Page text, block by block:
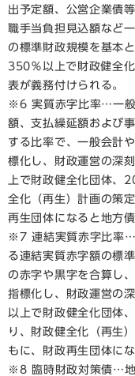
出予定額、公営企業債
職手当負担見込額など
の標準財政規模を基本
350％以上で財政健全
表が義務付けられる。
※6 実質赤字比率…一般
額、支払繰延額および
する比率で、一般会計
標化し、財政運営の深
上で財政健全化団体、
全化（再生）計画の策
再生団体になると地方
※7 連結実質赤字比率…
る連結実質赤字額の標
の赤字や黒字を合算し
指標化し、財政運営の
以上で財政健全化団体
り、財政健全化（再生
もに、財政再生団体に
※8 臨時財政対策債…地